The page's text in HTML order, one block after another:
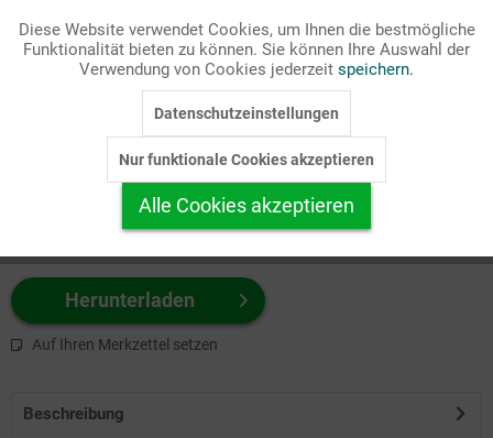
Passende Stichworte
Bibel, Katechese
zuerst Ihr Produktformat aus.
z.B. Farbe-Grafik, Schwarz-Weiß-Grafik, mit/ohne Text ...
Herunterladen
Auf Ihren Merkzettel setzen
Beschreibung
Marketing Inaktiv
Personalisierung Inaktiv
Service
Diese Website verwendet Cookies, um Ihnen die bestmögliche
Funktionalität bieten zu können. Sie können Ihre Auswahl der
Verwendung von Cookies jederzeit speichern.
Datenschutzeinstellungen
Nur funktionale Cookies akzeptieren
Alle Cookies akzeptieren